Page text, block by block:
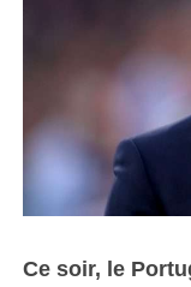
Ce soir, le